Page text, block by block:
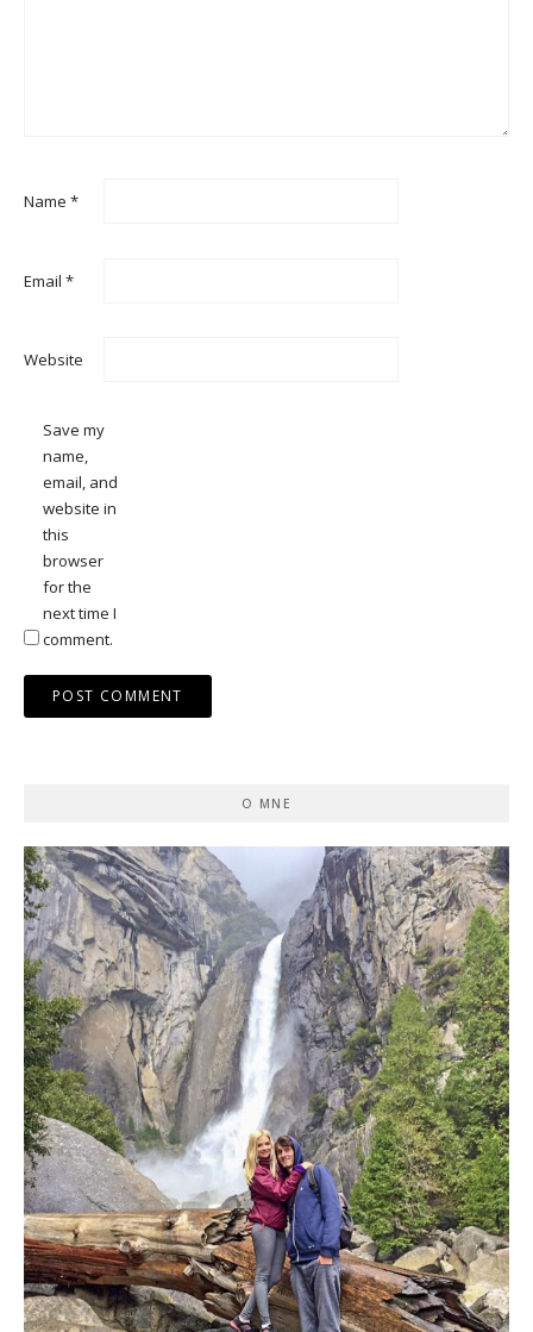
Name *
Email *
Website
Save my
name,
email, and
website in
this
browser
for the
next time I
comment.
O MNE